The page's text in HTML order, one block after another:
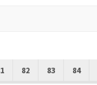
82 83 84